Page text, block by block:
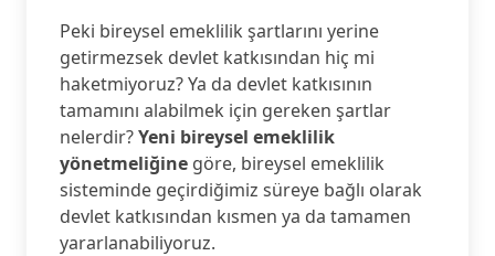
Peki bireysel emeklilik şartlarını yerine
getirmezsek devlet katkısından hiç mi
haketmiyoruz? Ya da devlet katkısının
tamamını alabilmek için gereken şartlar
nelerdir?Yeni bireysel emeklilik
yönetmeliğine göre, bireysel emeklilik
sisteminde geçirdiğimiz süreye bağlı olarak
devlet katkısından kısmen ya da tamamen
yararlanabiliyoruz.